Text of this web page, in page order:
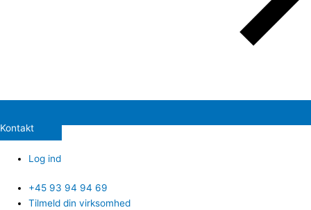
Kontakt
Log ind
+45 93 94 94 69
Tilmeld din virksomhed